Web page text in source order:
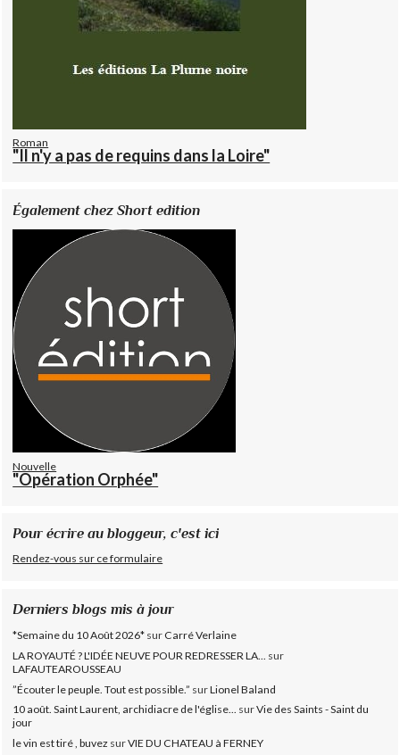
Roman
"Il n'y a pas de requins dans la Loire"
Également chez Short edition
Nouvelle
"Opération Orphée"
Pour écrire au bloggeur, c'est ici
Rendez-vous sur ce formulaire
Derniers blogs mis à jour
*Semaine du 10 Août 2026* surCarré Verlaine
LA ROYAUTÉ ? L'IDÉE NEUVE POUR REDRESSER LA...
sur
LAFAUTEAROUSSEAU
”Écouter le peuple. Tout est possible.” surLionel Baland
10 août. Saint Laurent, archidiacre de l'église... surVie des Saints - Saint du
jour
le vin est tiré , buvez surVIE DU CHATEAU à FERNEY